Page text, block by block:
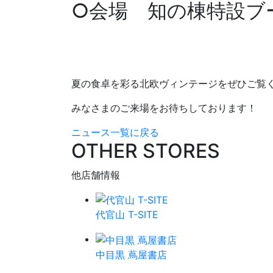
○会場 知の棟特設ブ
夏の食卓を彩る北欧ヴィンテージをぜひご覧
みなさまのご来場をお待ちしております！
ニュース一覧に戻る
OTHER STORES
他店舗情報
代官山 T-SITE
中目黒 蔦屋書店